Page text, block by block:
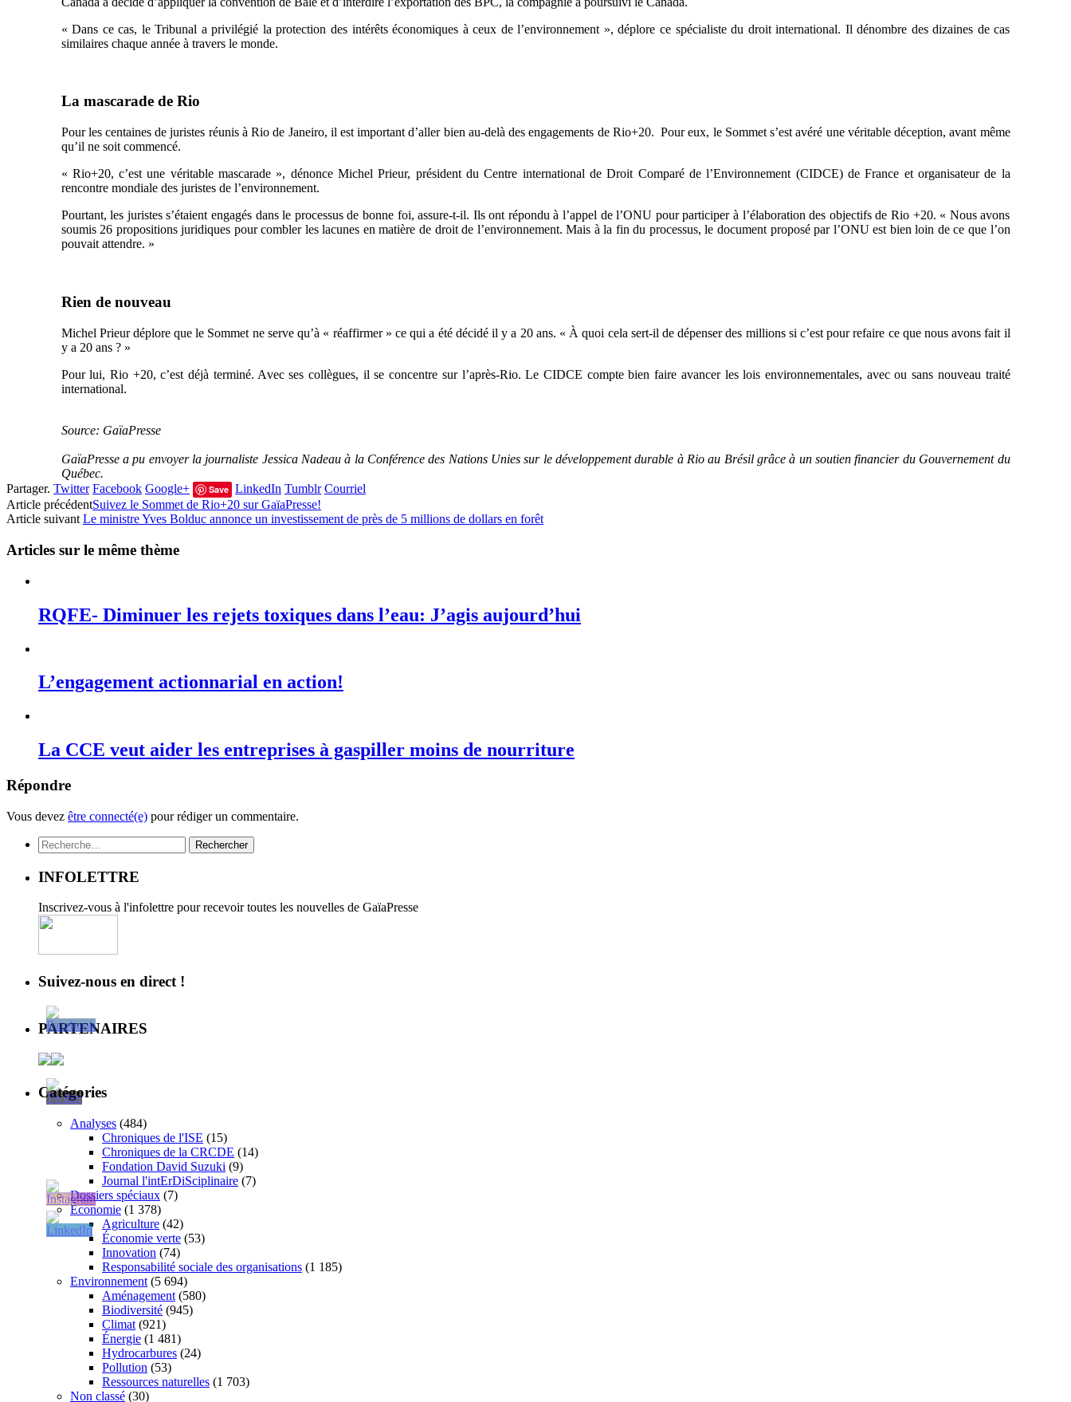
« Dans ce cas, le Tribunal a privilégié la protection des intérêts économiques à ceux de l’environnement », déplore ce spécialiste du droit international. Il dénombre des dizaines de cas
similaires chaque année à travers le monde.
La mascarade de Rio
Pour les centaines de juristes réunis à Rio de Janeiro, il est important d’aller bien au-delà des engagements de Rio+20. Pour eux, le Sommet s’est avéré une véritable déception, avant même
qu’il ne soit commencé.
« Rio+20, c’est une véritable mascarade », dénonce Michel Prieur, président du Centre international de Droit Comparé de l’Environnement (CIDCE) de France et organisateur de la
rencontre mondiale des juristes de l’environnement.
Pourtant, les juristes s’étaient engagés dans le processus de bonne foi, assure-t-il. Ils ont répondu à l’appel de l’ONU pour participer à l’élaboration des objectifs de Rio +20. « Nous avons
soumis 26 propositions juridiques pour combler les lacunes en matière de droit de l’environnement. Mais à la fin du processus, le document proposé par l’ONU est bien loin de ce que l’on
pouvait attendre. »
Rien de nouveau
Michel Prieur déplore que le Sommet ne serve qu’à « réaffirmer » ce qui a été décidé il y a 20 ans. « À quoi cela sert-il de dépenser des millions si c’est pour refaire ce que nous avons fait il
y a 20 ans ? »
Pour lui, Rio +20, c’est déjà terminé. Avec ses collègues, il se concentre sur l’après-Rio. Le CIDCE compte bien faire avancer les lois environnementales, avec ou sans nouveau traité
international.
Source: GaïaPresse
GaïaPresse a pu envoyer la journaliste Jessica Nadeau à la Conférence des Nations Unies sur le développement durable à Rio au Brésil grâce à un soutien financier du Gouvernement du
Québec.
Partager. Twitter Facebook Google+ Save LinkedIn Tumblr Courriel
Article précédentSuivez le Sommet de Rio+20 sur GaïaPresse!
Article suivant Le ministre Yves Bolduc annonce un investissement de près de 5 millions de dollars en forêt
Articles sur le même thème
RQFE- Diminuer les rejets toxiques dans l’eau: J’agis aujourd’hui
L’engagement actionnarial en action!
La CCE veut aider les entreprises à gaspiller moins de nourriture
Répondre
Vous devez être connecté(e) pour rédiger un commentaire.
Rechercher :
INFOLETTRE
Inscrivez-vous à l'infolettre pour recevoir toutes les nouvelles de GaïaPresse
Suivez-nous en direct !
PARTENAIRES
Catégories
Analyses (484)
Chroniques de l'ISE (15)
Chroniques de la CRCDE (14)
Fondation David Suzuki (9)
Journal l'intErDiSciplinaire (7)
Dossiers spéciaux (7)
Économie (1 378)
Agriculture (42)
Économie verte (53)
Innovation (74)
Responsabilité sociale des organisations (1 185)
Environnement (5 694)
Aménagement (580)
Biodiversité (945)
Climat (921)
Énergie (1 481)
Hydrocarbures (24)
Pollution (53)
Ressources naturelles (1 703)
Non classé (30)